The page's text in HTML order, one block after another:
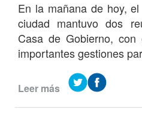
Entre
Ríos
En la mañana de hoy,
ciudad mantuvo dos
Casa de Gobierno,
importantes gestiones
Leer más de